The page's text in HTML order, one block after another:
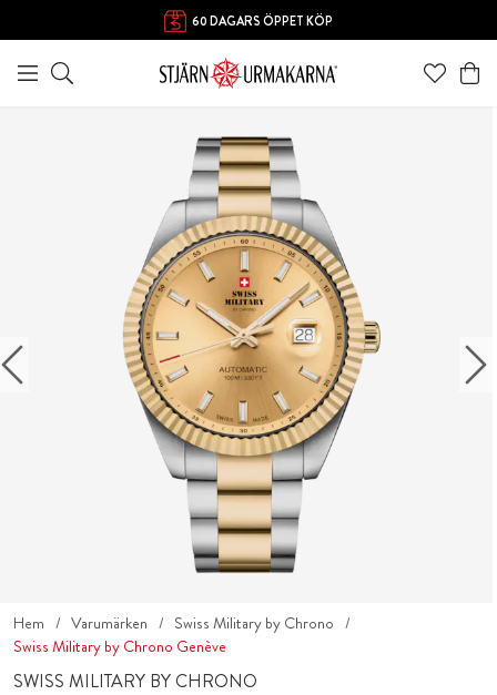
60 DAGARS ÖPPET KÖP
FRI FRAKT ÖVER 1000 KR
Hem Varumärken
Swiss Military by Chrono
Swiss Military by Chrono Genève
SWISS MILITARY BY CHRONO